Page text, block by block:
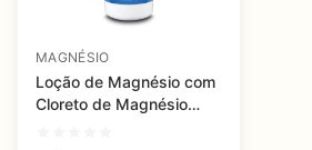
MAGNÉSIO
Loção de Magnésio com
Cloreto de Magnésio